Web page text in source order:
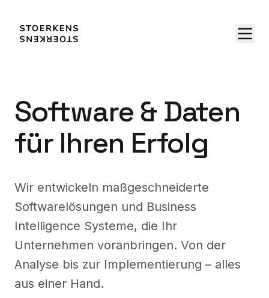
Software & Daten
für Ihren Erfolg
Wir entwickeln maßgeschneiderte
Softwarelösungen und Business
Intelligence Systeme, die Ihr
Unternehmen voranbringen. Von der
Analyse bis zur Implementierung – alles
aus einer Hand.